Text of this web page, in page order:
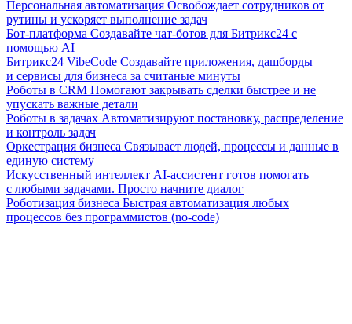
Персональная автоматизация Освобождает сотрудников от
рутины и ускоряет выполнение задач
Бот-платформа Создавайте чат-ботов для Битрикс24 с
помощью AI
Битрикс24 VibeCode Создавайте приложения, дашборды
и сервисы для бизнеса за считаные минуты
Роботы в CRM Помогают закрывать сделки быстрее и не
упускать важные детали
Роботы в задачах Автоматизируют постановку, распределение
и контроль задач
Оркестрация бизнеса Связывает людей, процессы и данные в
единую систему
Искусственный интеллект AI-ассистент готов помогать
с любыми задачами. Просто начните диалог
Роботизация бизнеса Быстрая автоматизация любых
процессов без программистов (no-code)